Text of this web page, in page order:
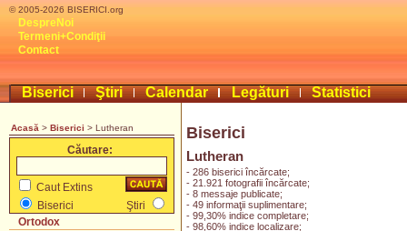
© 2005-2026 BISERICI.org
DespreNoi
Termeni+Condiţii
Contact
Biserici Ştiri Calendar Legături Statistici
Acasă > Biserici > Lutheran
Căutare:
Caut Extins
Biserici
Ştiri
Ortodox
Biserici
Lutheran
- 286 biserici încărcate;
- 21.921 fotografii încărcate;
- 8 messaje publicate;
- 49 informaţii suplimentare;
- 99,30% indice completare;
- 98,60% indice localizare;